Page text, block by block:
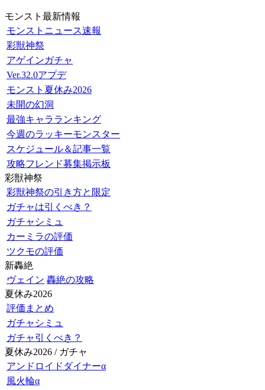
モンスト最新情報
モンストニュース速報
彩獣神祭
アゲインガチャ
Ver.32.0アプデ
モンスト夏休み2026
未開の幻洞
最強キャラランキング
今週のラッキーモンスター
スケジュール＆記事一覧
攻略フレンド募集掲示板
彩獣神祭
彩獣神祭の引き方と限定
ガチャは引くべき？
ガチャシミュ
カーミラの評価
ツクモの評価
新轟絶
ヴェイン 轟絶の攻略
夏休み2026
評価まとめ
ガチャシミュ
ガチャ引くべき？
夏休み2026 / ガチャ
アンドロイドダイナーα
風火輪α